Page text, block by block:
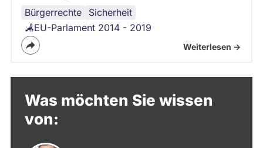
Bürgerrechte Sicherheit
Datenschutz
Grundrechte
EU-Parlament 2014 - 2019
Weiterlesen ->
Was möchten Sie wissen
von: